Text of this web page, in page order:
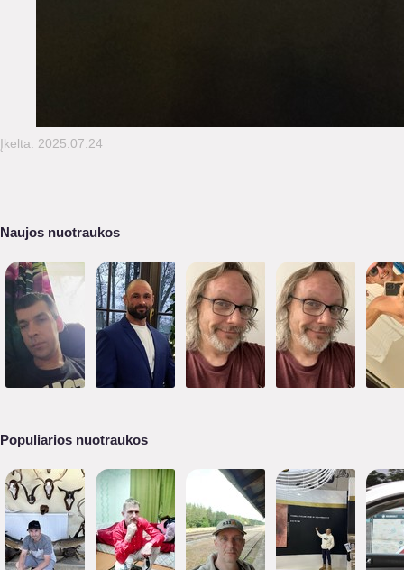
Įkelta: 2025.07.24
Naujos nuotraukos
Populiarios nuotraukos